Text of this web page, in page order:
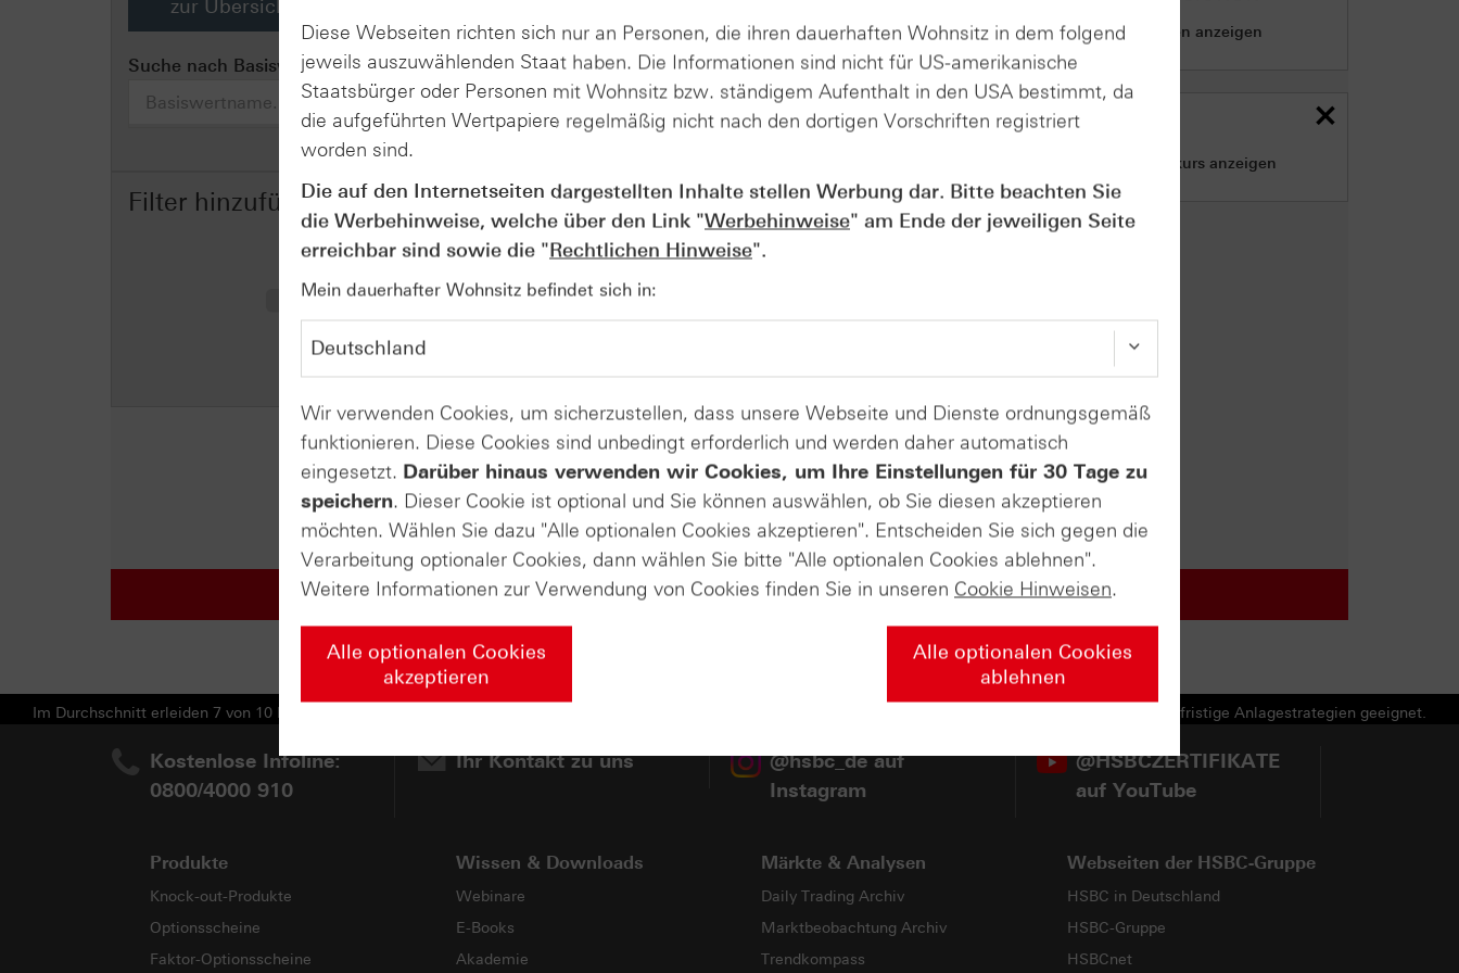
zur Übersicht aller Basiswerte
Suche nach Basiswertname
Filter hinzufügen
X-Open End-Turbos
X-Turbos
Call
Put
Nur intraday-Emissionen anzeigen
Briefkurs Filter
Nur Produkte mit Briefkurs anzeigen
Produkte anzeigen (57387 Ergebnisse gefunden)
Im Durchschnitt erleiden 7 von 10 Kleinanlegern Verluste beim Handel mit Turbo-Zertifikaten. Turbo-Zertifikate sind hoch risikoreiche Produkte und nicht für langfristige Anlagestrategien geeignet.
Kostenlose Infoline:
0800/4000 910
Ihr Kontakt zu uns
@hsbc_de auf
Instagram
@HSBCZERTIFIKATE
auf YouTube
Produkte
Knock-out-Produkte
Optionsscheine
Faktor-Optionsscheine
Wissen & Downloads
Webinare
E-Books
Akademie
Märkte & Analysen
Daily Trading Archiv
Marktbeobachtung Archiv
Trendkompass
Webseiten der HSBC-Gruppe
HSBC in Deutschland
HSBC-Gruppe
HSBCnet
Diese Webseiten richten sich nur an Personen, die ihren dauerhaften Wohnsitz in dem folgend
jeweils auszuwählenden Staat haben. Die Informationen sind nicht für US-amerikanische
Staatsbürger oder Personen mit Wohnsitz bzw. ständigem Aufenthalt in den USA bestimmt, da
die aufgeführten Wertpapiere regelmäßig nicht nach den dortigen Vorschriften registriert
worden sind.
Die auf den Internetseiten dargestellten Inhalte stellen Werbung dar. Bitte beachten Sie
die Werbehinweise, welche über den Link "Werbehinweise" am Ende der jeweiligen Seite
erreichbar sind sowie die "Rechtlichen Hinweise".
Mein dauerhafter Wohnsitz befindet sich in:
Wir verwenden Cookies, um sicherzustellen, dass unsere Webseite und Dienste ordnungsgemäß
funktionieren. Diese Cookies sind unbedingt erforderlich und werden daher automatisch
eingesetzt. Darüber hinaus verwenden wir Cookies, um Ihre Einstellungen für 30 Tage zu
speichern. Dieser Cookie ist optional und Sie können auswählen, ob Sie diesen akzeptieren
möchten. Wählen Sie dazu "Alle optionalen Cookies akzeptieren". Entscheiden Sie sich gegen die
Verarbeitung optionaler Cookies, dann wählen Sie bitte "Alle optionalen Cookies ablehnen".
Weitere Informationen zur Verwendung von Cookies finden Sie in unseren Cookie Hinweisen.
Alle optionalen Cookies
akzeptieren
Alle optionalen Cookies
ablehnen